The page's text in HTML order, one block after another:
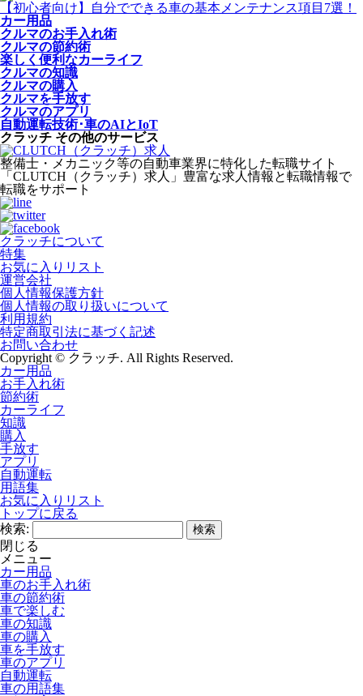
【初心者向け】自分でできる車の基本メンテナンス項目7選！
カー用品
クルマのお手入れ術
クルマの節約術
楽しく便利なカーライフ
クルマの知識
クルマの購入
クルマを手放す
クルマのアプリ
自動運転技術･車のAIとIoT
クラッチ その他のサービス
整備士・メカニック等の自動車業界に特化した転職サイト
「CLUTCH（クラッチ）求人」豊富な求人情報と転職情報で
転職をサポート
クラッチについて
特集
お気に入りリスト
運営会社
個人情報保護方針
個人情報の取り扱いについて
利用規約
特定商取引法に基づく記述
お問い合わせ
Copyright © クラッチ. All Rights Reserved.
カー用品
お手入れ術
節約術
カーライフ
知識
購入
手放す
アプリ
自動運転
用語集
お気に入りリスト
トップに戻る
検索:
閉じる
メニュー
カー用品
車のお手入れ術
車の節約術
車で楽しむ
車の知識
車の購入
車を手放す
車のアプリ
自動運転
車の用語集